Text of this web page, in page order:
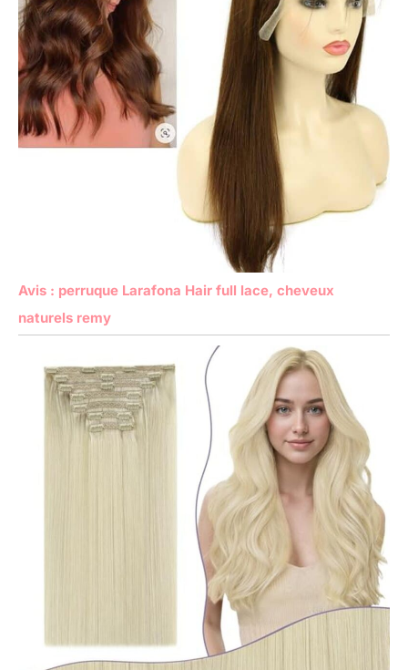
Avis : perruque Larafona Hair full lace, cheveux
naturels remy